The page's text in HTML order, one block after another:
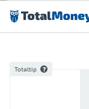
Preskočiť na obsah
Totaltip